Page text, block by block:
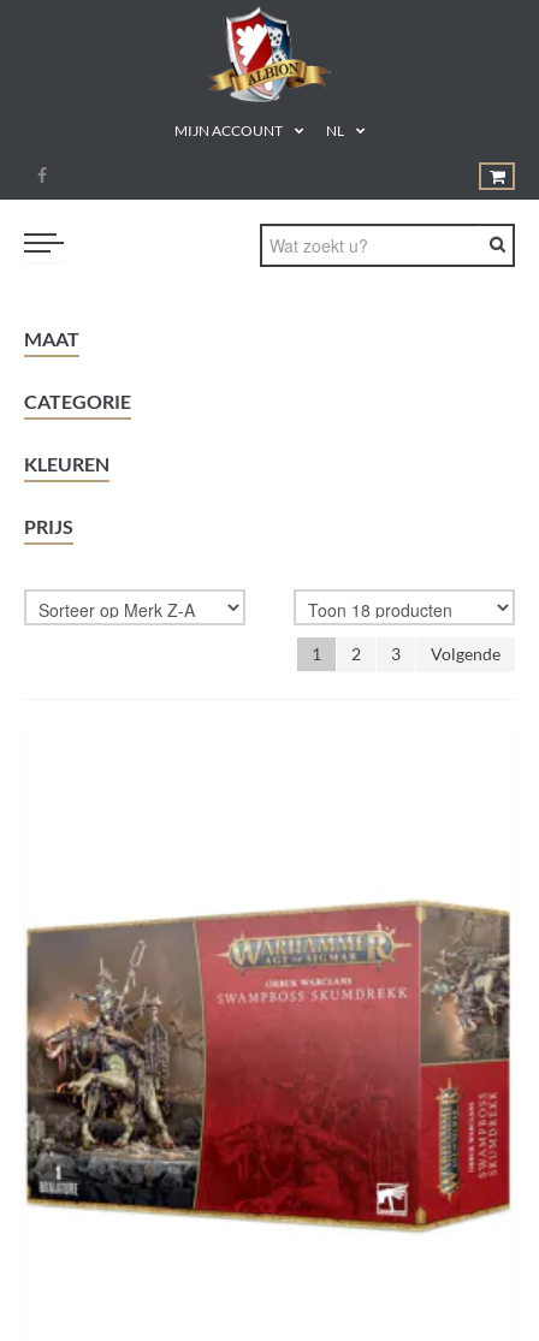
MIJN ACCOUNT NL
BORD- & KAARTSPELLEN
MINIATUURSPELLEN
CADEAUBON
MAAT
CATEGORIE
KLEUREN
PRIJS
1 2 3 Volgende